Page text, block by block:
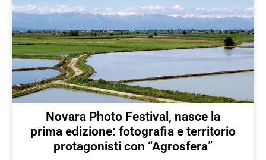
Novara Photo Festival, nasce la
prima edizione: fotografia e territorio
protagonisti con “Agrosfera”